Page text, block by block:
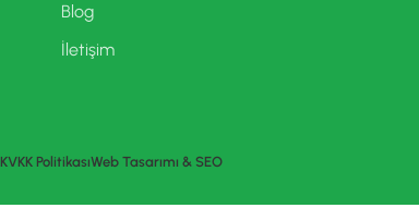
Blog
İletişim
KVKK PolitikasıWeb Tasarımı & SEO